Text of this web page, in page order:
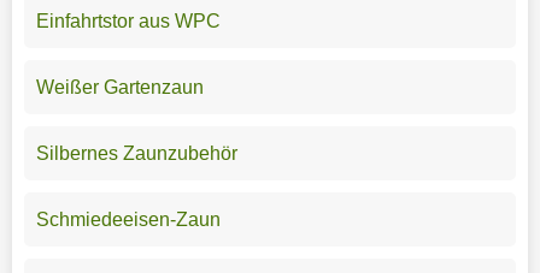
Einfahrtstor aus WPC
Weißer Gartenzaun
Silbernes Zaunzubehör
Schmiedeeisen-Zaun